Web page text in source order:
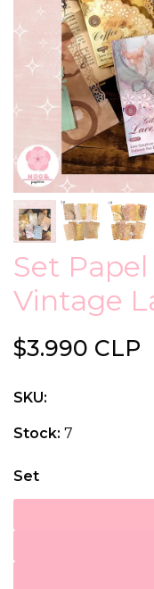
Set
Vintage
$3.990 CLP
SKU:
Stock: 7
Set